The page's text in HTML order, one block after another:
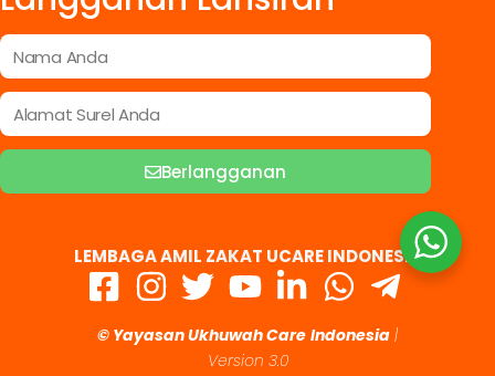
Berlangganan
LEMBAGA AMIL ZAKAT UCARE INDONESIA
© Yayasan Ukhuwah Care Indonesia |
Version 3.0